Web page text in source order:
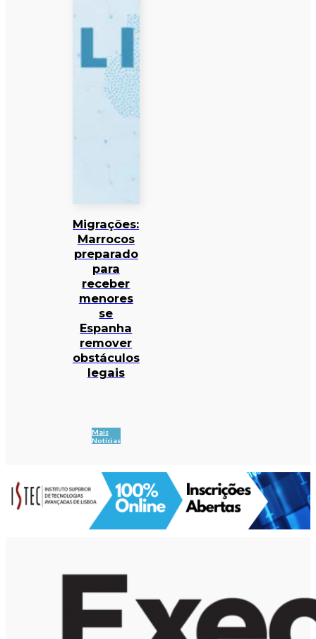
Migrações:
Marrocos
preparado
para
receber
menores
se
Espanha
remover
obstáculos
legais
Mais
Notícias